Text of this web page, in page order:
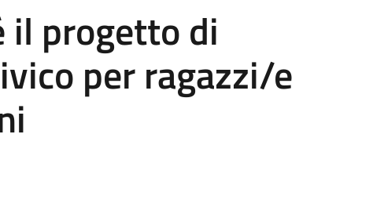
il progetto di
per ragazzi/e